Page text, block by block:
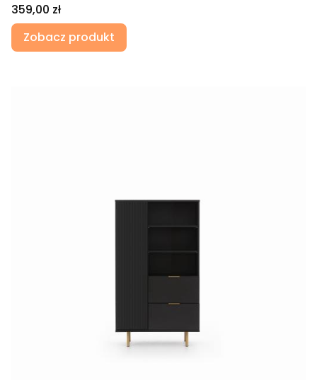
Cena
359,00 zł
Zobacz produkt